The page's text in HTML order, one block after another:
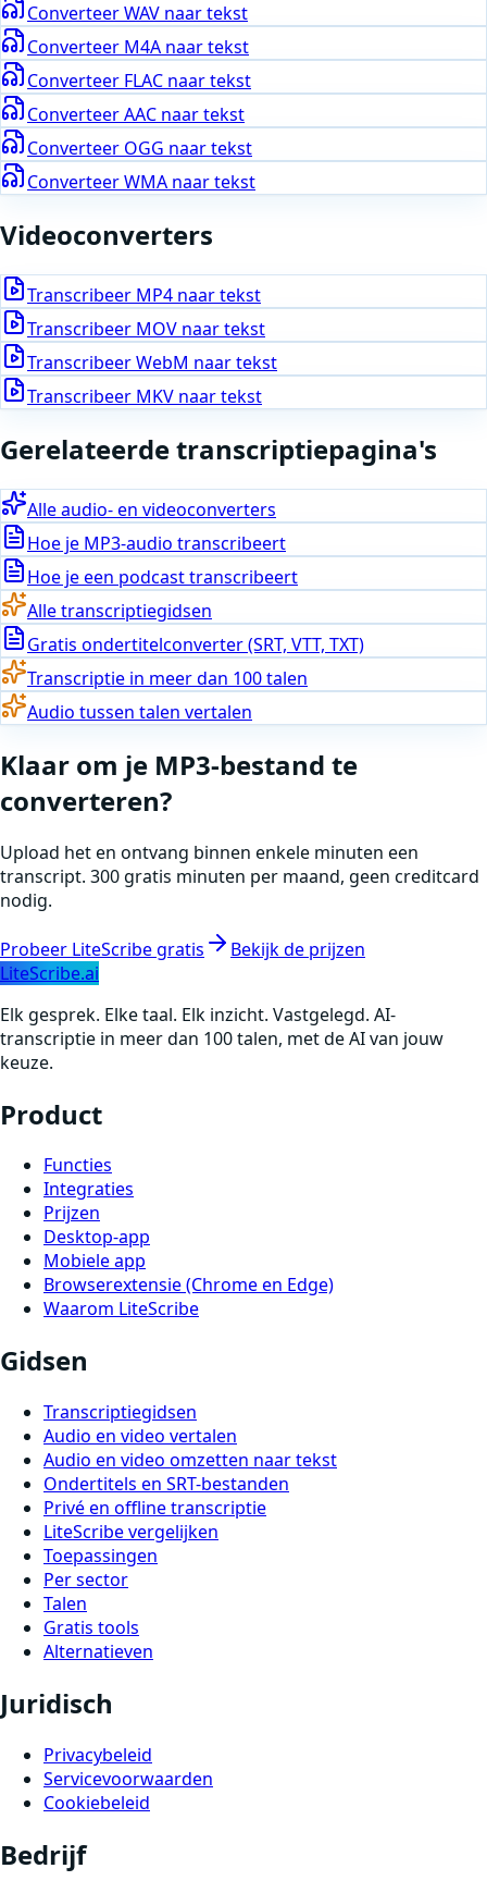
ConverteerWAV naar tekst
Converteer M4A naar tekst
Converteer FLAC naar tekst
ConverteerAAC naar tekst
Converteer OGG naar tekst
ConverteerWMA naar tekst
Videoconverters
Transcribeer MP4 naar tekst
Transcribeer MOV naar tekst
TranscribeerWebM naar tekst
Transcribeer MKV naar tekst
Gerelateerde transcriptiepagina's
Alle audio- en videoconverters
Hoe je MP3-audio transcribeert
Hoe je een podcast transcribeert
Alle transcriptiegidsen
Gratis ondertitelconverter (SRT, VTT, TXT)
Transcriptie in meer dan 100 talen
Audio tussen talen vertalen
Klaar om je MP3-bestand te
converteren?
Upload het en ontvang binnen enkele minuten een
transcript. 300 gratis minuten per maand, geen creditcard
nodig.
Probeer LiteScribe gratis
Bekijk de prijzen
LiteScribe.ai
Elk gesprek. Elke taal. Elk inzicht. Vastgelegd. AI-
transcriptie in meer dan 100 talen, met de AI van jouw
keuze.
Product
Functies
Integraties
Prijzen
Desktop-app
Mobiele app
Browserextensie (Chrome en Edge)
Waarom LiteScribe
Gidsen
Transcriptiegidsen
Audio en video vertalen
Audio en video omzetten naar tekst
Ondertitels en SRT-bestanden
Privé en offline transcriptie
LiteScribe vergelijken
Toepassingen
Per sector
Talen
Gratis tools
Alternatieven
Juridisch
Privacybeleid
Servicevoorwaarden
Cookiebeleid
Bedrijf